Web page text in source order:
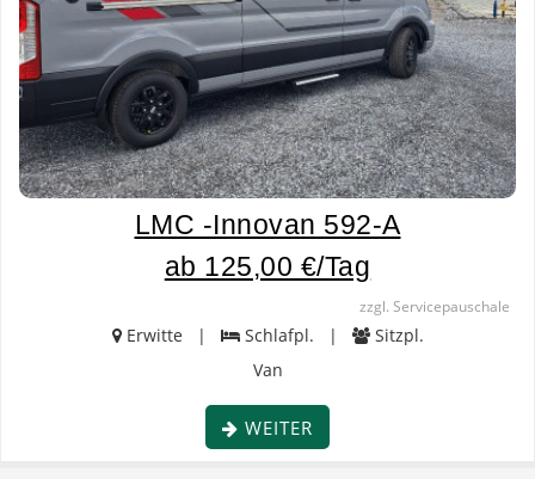
LMC -Innovan 592-A
ab 125,00 €/Tag
zzgl. Servicepauschale
Erwitte | Schlafpl. |
Sitzpl.
Van
WEITER